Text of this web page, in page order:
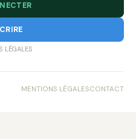
LÉGALES
MENTIONS LÉGALESCONTACT